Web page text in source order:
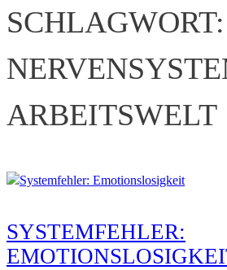
SCHLAGWORT:
ARBEITSWELT
SYSTEMFEHLER: